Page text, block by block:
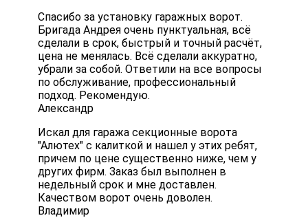
Спасибо за установку гаражных ворот.
Бригада Андрея очень пунктуальная, всё
сделали в срок, быстрый и точный расчёт,
цена не менялась. Всё сделали аккуратно,
убрали за собой. Ответили на все вопросы
по обслуживание, профессиональный
подход. Рекомендую.
Александр
Искал для гаража секционные ворота
"Алютех" с калиткой и нашел у этих ребят,
причем по цене существенно ниже, чем у
других фирм. Заказ был выполнен в
недельный срок и мне доставлен.
Качеством ворот очень доволен.
Владимир